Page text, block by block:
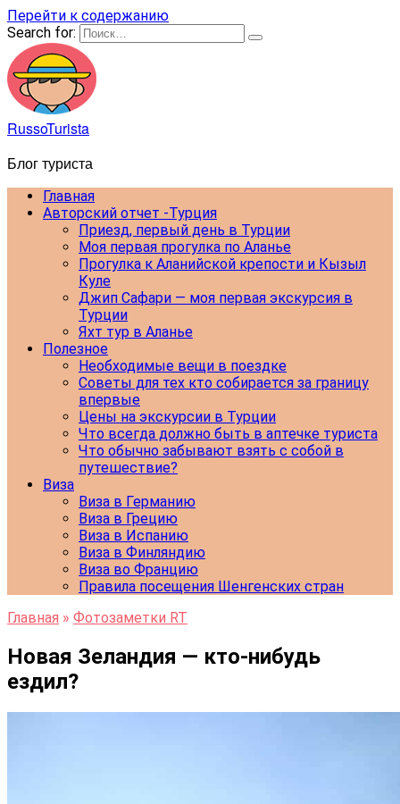
Перейти к содержанию
Search for:
RussoTurista
Блог туриста
Главная
Авторский отчет -Турция
Приезд, первый день в Турции
Моя первая прогулка по Аланье
Прогулка к Аланийской крепости и Кызыл
Куле
Джип Сафари — моя первая экскурсия в
Турции
Яхт тур в Аланье
Полезное
Необходимые вещи в поездке
Советы для тех кто собирается за границу
впервые
Цены на экскурсии в Турции
Что всегда должно быть в аптечке туриста
Что обычно забывают взять с собой в
путешествие?
Виза
Виза в Германию
Виза в Грецию
Виза в Испанию
Виза в Финляндию
Виза во Францию
Правила посещения Шенгенских стран
Главная » Фотозаметки RT
Новая Зеландия — кто-нибудь
ездил?